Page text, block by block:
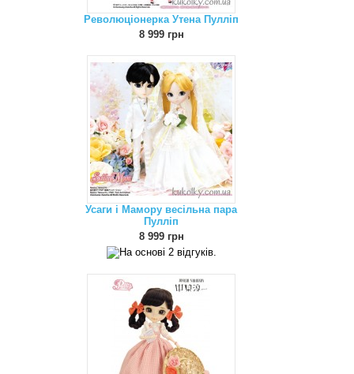
Революціонерка Утена Пулліп
8 999 грн
Усаги і Мамору весільна пара
Пулліп
8 999 грн